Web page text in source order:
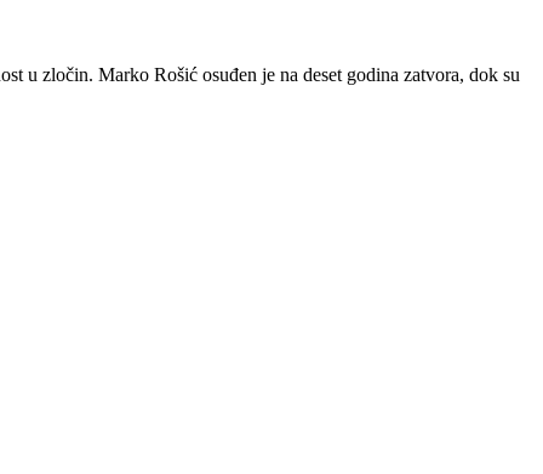
u zločin. Marko Rošić osuđen je na deset godina zatvora, dok su